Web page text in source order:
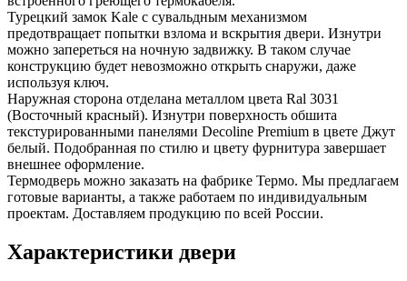
Турецкий замок Kale с сувальдным механизмом
предотвращает попытки взлома и вскрытия двери. Изнутри
можно запереться на ночную задвижку. В таком случае
конструкцию будет невозможно открыть снаружи, даже
используя ключ.
Наружная сторона отделана металлом цвета Ral 3031
(Восточный красный). Изнутри поверхность обшита
текстурированными панелями Decoline Premium в цвете Джут
белый. Подобранная по стилю и цвету фурнитура завершает
внешнее оформление.
Термодверь можно заказать на фабрике Термо. Мы предлагаем
готовые варианты, а также работаем по индивидуальным
проектам. Доставляем продукцию по всей России.
Характеристики двери